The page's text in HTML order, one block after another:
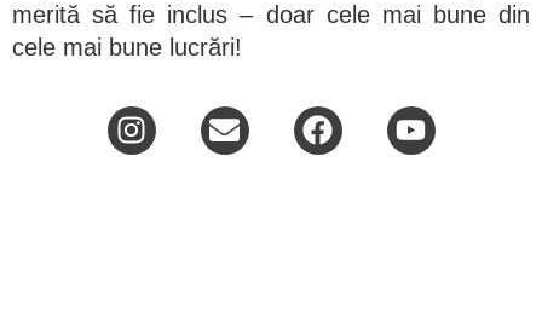
merită să fie inclus – doar cele mai bune din
cele mai bune lucrări!